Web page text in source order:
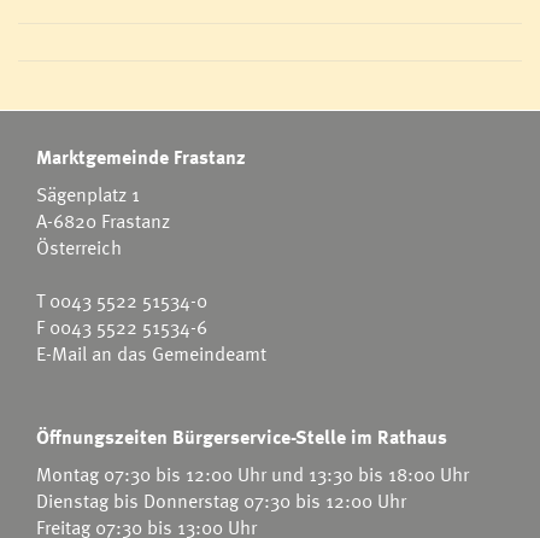
Marktgemeinde Frastanz
Sägenplatz 1
A-6820 Frastanz
Österreich
T0043 5522 51534-0
F 0043 5522 51534-6
E-Mail an das Gemeindeamt
Öffnungszeiten Bürgerservice-Stelle im Rathaus
Montag 07:30 bis 12:00 Uhr und 13:30 bis 18:00 Uhr
Dienstag bis Donnerstag 07:30 bis 12:00 Uhr
Freitag 07:30 bis 13:00 Uhr